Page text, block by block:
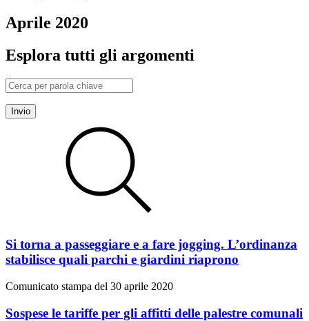
Aprile 2020
Esplora tutti gli argomenti
Invio
Si torna a passeggiare e a fare jogging. L’ordinanza
stabilisce quali parchi e giardini riaprono
Comunicato stampa del 30 aprile 2020
Sospese le tariffe per gli affitti delle palestre comunali